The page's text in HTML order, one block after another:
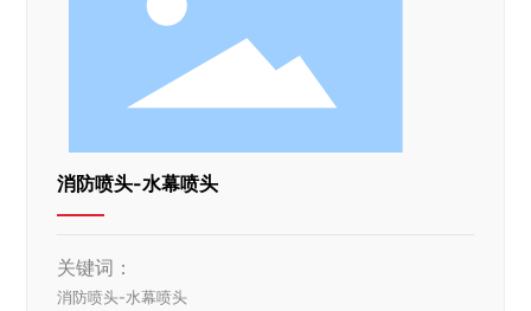
消防喷头-水幕喷头
关键词：
消防喷头-水幕喷头